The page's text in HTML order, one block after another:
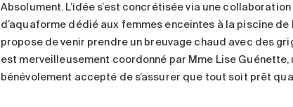
Absolument. L’idée s’est concrétisée via une
d’aquaforme dédié aux femmes enceintes à la piscine
propose de venir prendre un breuvage chaud avec des
est merveilleusement coordonné par Mme Lise
bénévolement accepté de s’assurer que tout soit prêt